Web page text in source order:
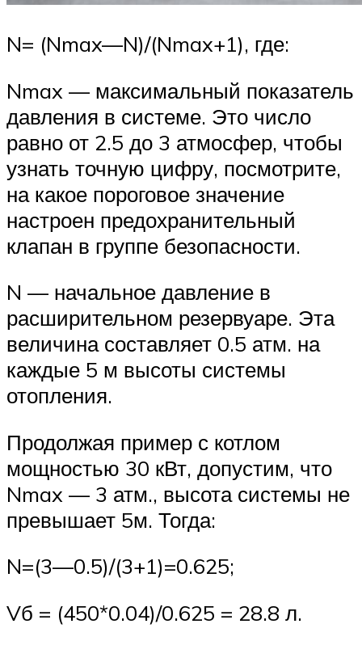
N= (Nmax—N)/(Nmax+1), где:
Nmax — максимальный показатель
давления в системе. Это число
равно от 2.5 до 3 атмосфер, чтобы
узнать точную цифру, посмотрите,
на какое пороговое значение
настроен предохранительный
клапан в группе безопасности.
N — начальное давление в
расширительном резервуаре. Эта
величина составляет 0.5 атм. на
каждые 5 м высоты системы
отопления.
Продолжая пример с котлом
мощностью 30 кВт, допустим, что
Nmax — 3 атм., высота системы не
превышает 5м. Тогда:
N=(3—0.5)/(3+1)=0.625;
Vб = (450*0.04)/0.625 = 28.8 л.